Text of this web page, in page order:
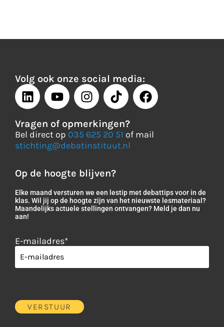
Volg ook onze social media:
Vragen of opmerkingen?
Bel direct op 035 625 20 51 of mail
stichting@debatinstituut.nl
Op de hoogte blijven?
Elke maand versturen we een lestip met debattips voor in de
klas. Wil jij op de hoogte zijn van het nieuwste lesmateriaal?
Maandelijks actuele stellingen ontvangen? Meld je dan nu
aan!
E-mailadres*